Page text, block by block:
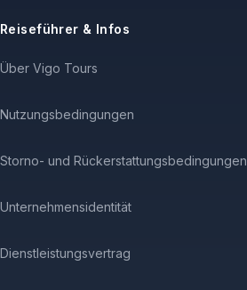
Reiseführer & Infos
Über Vigo Tours
Nutzungsbedingungen
Storno- und Rückerstattungsbedingungen
Unternehmensidentität
Dienstleistungsvertrag